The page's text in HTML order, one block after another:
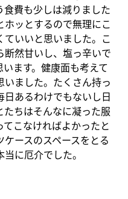
費も少しは減りました
ッとするので無理にこ
いいと思いました。こ
断然甘いし、塩っ辛いで
ます。健康面も考えて
ました。たくさん持っ
あるわけでもないし日
ちはそんなに凝った服
こなければよかったと
ースのスペースをとる
に厄介でした。